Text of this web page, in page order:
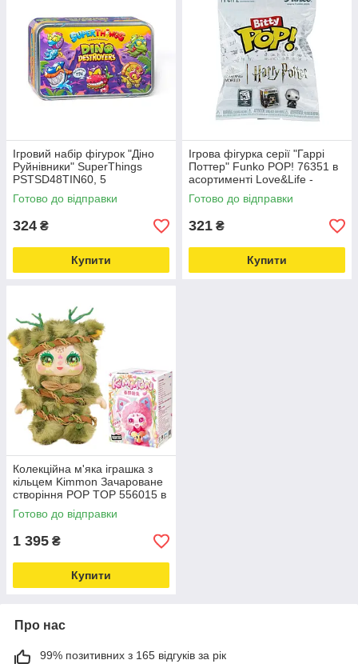
Ігровий набір фігурок "Діно
Руйнівники" SuperThings
PSTSD48TIN60, 5
ексклюзивних фігурок
Love&Life -online-multimarket-
Готово до відправки
324 ₴
Купити
Ігрова фігурка серії "Гаррі
Поттер" Funko POP! 76351 в
асортименті Love&Life -
online-multimarket-
Готово до відправки
321 ₴
Купити
Колекційна м'яка іграшка з
кільцем Kimmon Зачароване
створіння POP TOP 556015 в
асортименті Love&Life -
online-multimarket-
Готово до відправки
1 395 ₴
Купити
Про нас
99% позитивних з 165 відгуків за рік